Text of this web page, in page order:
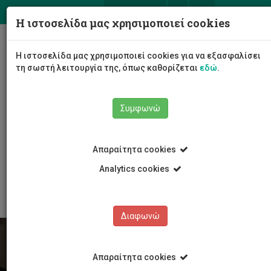
Συμβουλευτική και Ανάπτυξη Φοιτητών/τριών
Για το ακαδημαϊκό προσωπικό
Διαβούλευση και παραπομπή
Η ιστοσελίδα μας χρησιμοποιεί cookies
Η ιστοσελίδα μας χρησιμοποιεί cookies για να εξασφαλίσει
τη σωστή λειτουργία της, όπως καθορίζεται εδώ.
Συμφωνώ
Απαραίτητα cookies
Analytics cookies
Διαφωνώ
Απαραίτητα cookies